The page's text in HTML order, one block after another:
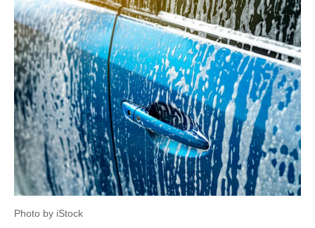
Photo by iStock